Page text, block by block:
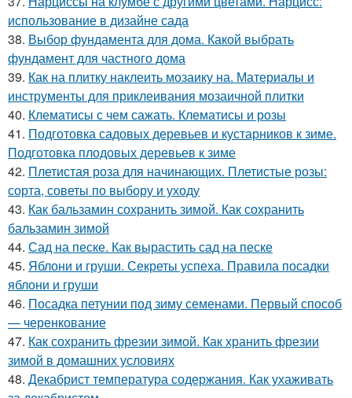
использование в дизайне сада
38. Выбор фундамента для дома. Какой выбрать
фундамент для частного дома
39. Как на плитку наклеить мозаику на. Материалы и
инструменты для приклеивания мозаичной плитки
40. Клематисы с чем сажать. Клематисы и розы
41. Подготовка садовых деревьев и кустарников к зиме.
Подготовка плодовых деревьев к зиме
42. Плетистая роза для начинающих. Плетистые розы:
сорта, советы по выбору и уходу
43. Как бальзамин сохранить зимой. Как сохранить
бальзамин зимой
44. Сад на песке. Как вырастить сад на песке
45. Яблони и груши. Секреты успеха. Правила посадки
яблони и груши
46. Посадка петунии под зиму семенами. Первый способ
— черенкование
47. Как сохранить фрезии зимой. Как хранить фрезии
зимой в домашних условиях
48. Декабрист температура содержания. Как ухаживать